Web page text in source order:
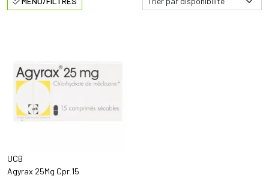
UCB
Agyrax 25Mg Cpr 15